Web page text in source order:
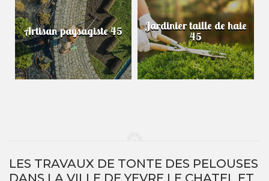
Artisan paysagiste 45 Jardinier taille de haie
45
LES TRAVAUX DE TONTE DES PELOUSES
DANS LA VILLE DE YEVRE LE CHATEL ET